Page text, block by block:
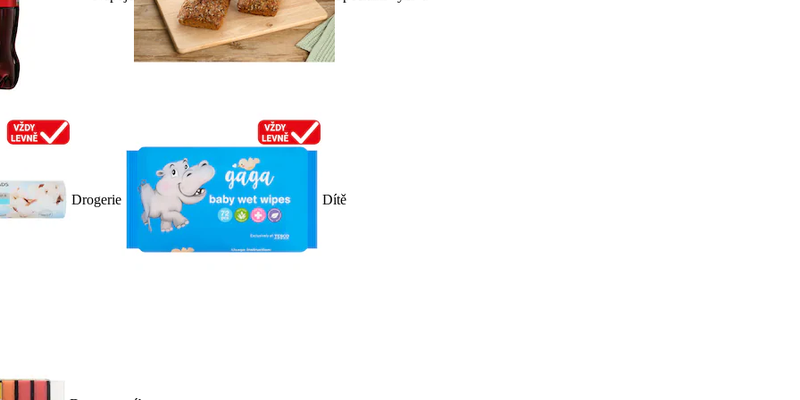
Drogerie Dítě